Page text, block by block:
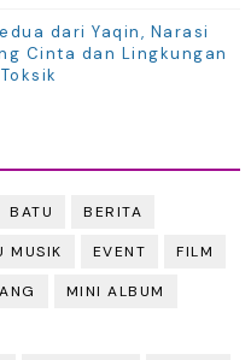
dari Yaqin, Narasi
Cinta dan Lingkungan
BATU BERITA
MUSIK EVENT FILM
MINI ALBUM